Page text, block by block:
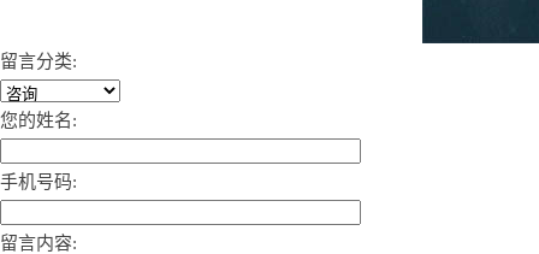
留言分类:
您的姓名:
手机号码:
留言内容: